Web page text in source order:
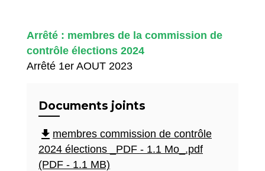
Arrêté : membres de la commission de
contrôle élections 2024
Arrêté 1er AOUT 2023
Documents joints
file_download membres commission de contrôle
2024 élections _PDF - 1.1 Mo_.pdf
(PDF - 1.1 MB)